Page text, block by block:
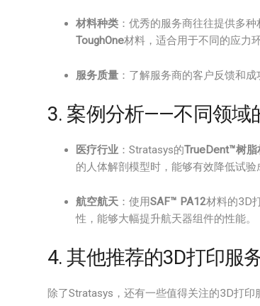
材料种类 ：优秀的服务商往往提供多
ToughOne材料，适合用于不同的应力环
服务质量 ：了解服务商的客户反馈和
3. 案例分析——不同领域
医疗行业 ：Stratasys的TrueDent™树脂
的人体解剖模型时，能够有效降低试验
航空航天 ：使用SAF™ PA12材料的3D
性，能够大幅提升航天器组件的性能。
4. 其他推荐的3D打印服
除了Stratasys，还有一些值得关注的3D打印